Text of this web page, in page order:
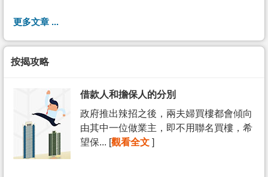
更多文章 ...
按揭攻略
借款人和擔保人的分別
政府推出辣招之後，兩夫婦買樓都會傾向
由其中一位做業主，即不用聯名買樓，希
望保... [觀看全文 ]